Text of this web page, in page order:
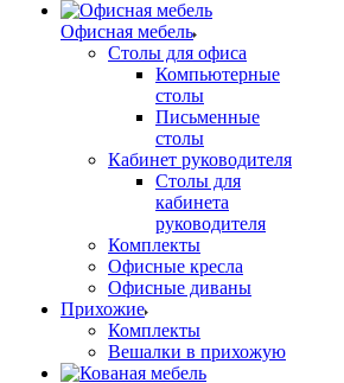
Офисная мебель
Столы для офиса
Компьютерные
столы
Письменные
столы
Кабинет руководителя
Столы для
кабинета
руководителя
Комплекты
Офисные кресла
Офисные диваны
Прихожие
Комплекты
Вешалки в прихожую